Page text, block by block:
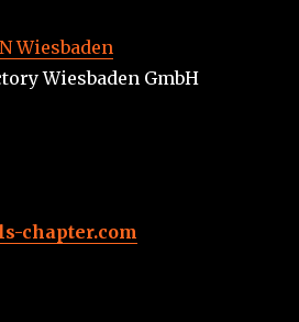
Wiesbaden
Wiesbaden GmbH
chapter.com